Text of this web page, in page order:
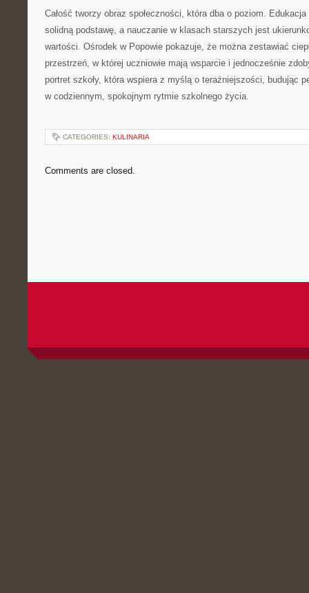
Całość tworzy obraz społeczności, która dba o poziom.
solidną podstawę, a nauczanie w klasach starszych jest
wartości. Ośrodek w Popowie pokazuje, że można zestawiać
przestrzeń, w której uczniowie mają wsparcie i jednocześnie
portret szkoły, która wspiera z myślą o teraźniejszości, budując
w codziennym, spokojnym rytmie szkolnego życia.
CATEGORIES: KULINARIA
Comments are closed.